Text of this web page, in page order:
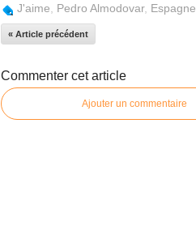
J'aime Pedro Almodovar, Espagne
« Article précédent
Commenter cet article
Ajouter un commentaire